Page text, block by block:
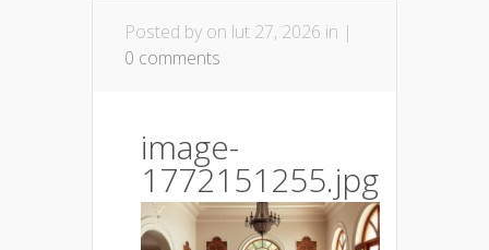
Posted by on lut 27, 2026 in |
0 comments
image-
1772151255.jpg